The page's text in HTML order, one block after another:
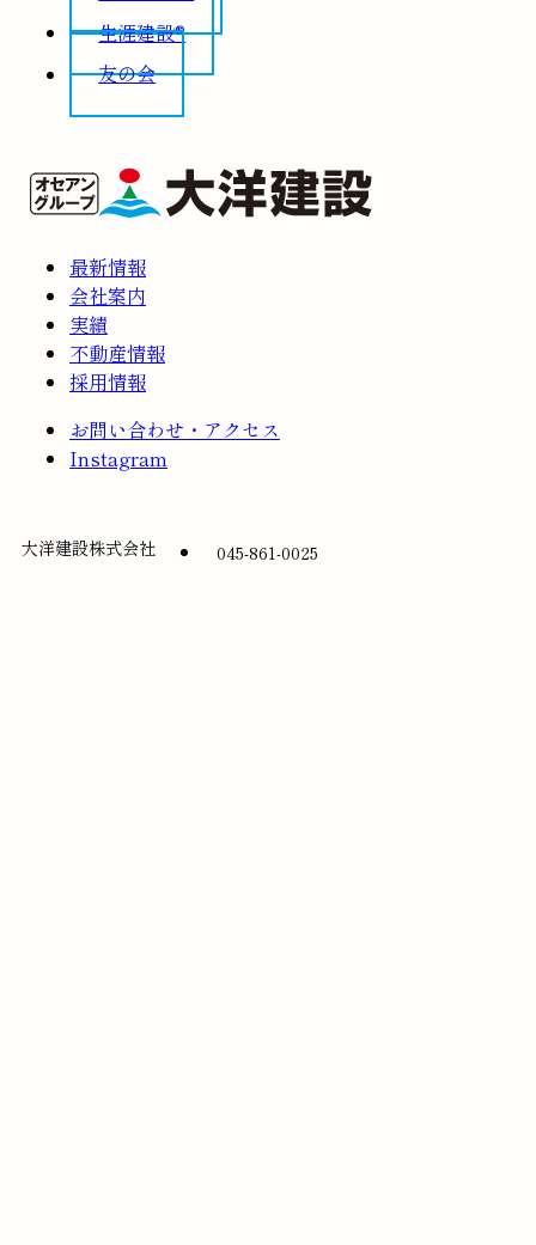
生涯建設®
友の会
最新情報
会社案内
実績
不動産情報
採用情報
お問い合わせ・アクセス
Instagram
大洋建設株式会社 045-861-0025